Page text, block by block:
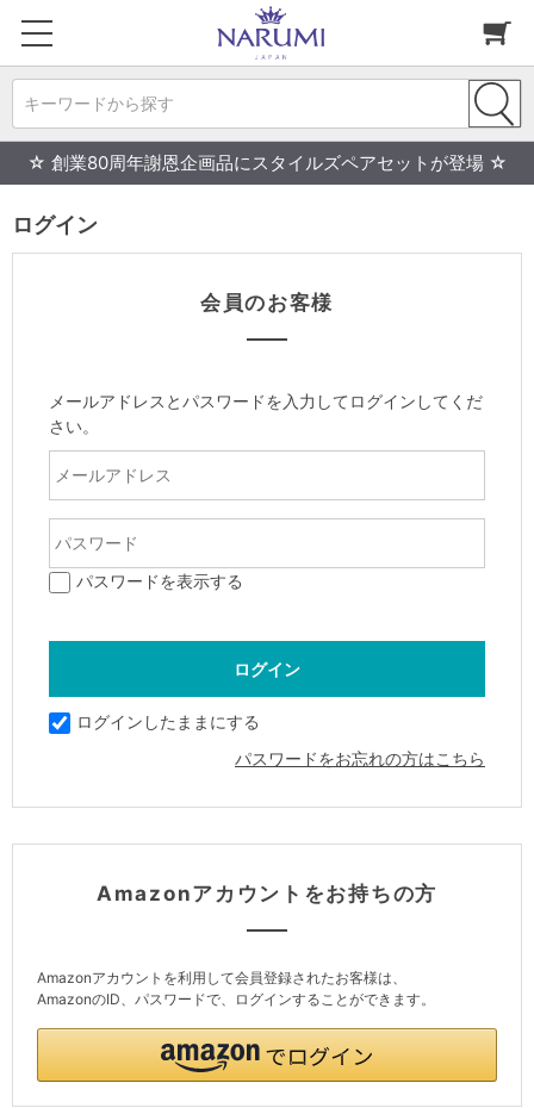
キーワードから探す
☆ 創業80周年謝恩企画品にスタイルズペアセットが登場 ☆
ログイン
会員のお客様
メールアドレスとパスワードを入力してログインしてくだ
さい。
パスワードを表示する
ログインしたままにする
パスワードをお忘れの方はこちら
Amazonアカウントをお持ちの方
Amazonアカウントを利用して会員登録されたお客様は、
AmazonのID、パスワードで、ログインすることができます。